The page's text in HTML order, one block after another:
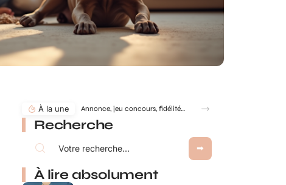
À la une
Recherche
À lire absolument